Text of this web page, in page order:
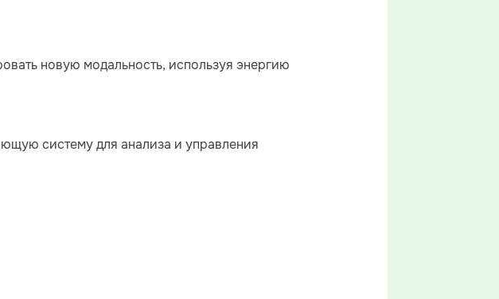
новую модальность, используя энергию
систему для анализа и управления